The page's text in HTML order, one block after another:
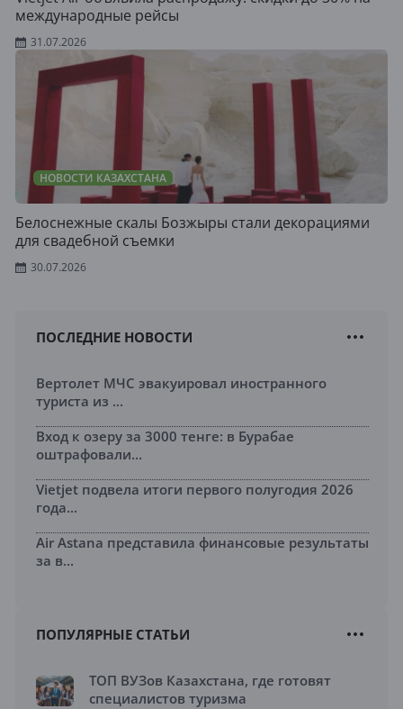
международные рейсы
31.07.2026
НОВОСТИ КАЗАХСТАНА
Белоснежные скалы Бозжыры стали декорациями
для свадебной съемки
30.07.2026
ПОСЛЕДНИЕ НОВОСТИ
Вертолет МЧС эвакуировал иностранного
туриста из ...
Вход к озеру за 3000 тенге: в Бурабае
оштрафовали...
Vietjet подвела итоги первого полугодия 2026
года...
Air Astana представила финансовые результаты
за в...
ПОПУЛЯРНЫЕ СТАТЬИ
ТОП ВУЗов Казахстана, где готовят
специалистов туризма